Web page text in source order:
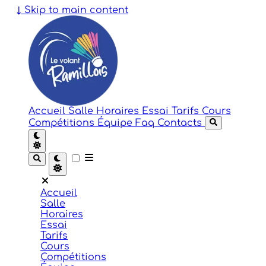
↓ Skip to main content
Accueil Salle Horaires Essai Tarifs Cours
Compétitions Équipe Faq Contacts
Accueil
Salle
Horaires
Essai
Tarifs
Cours
Compétitions